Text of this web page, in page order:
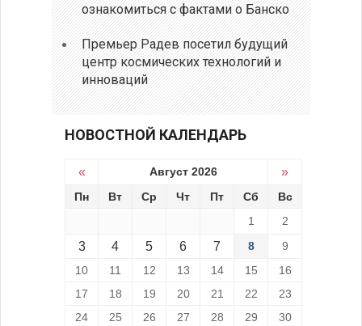
ознакомиться с фактами о Банско
Премьер Радев посетил будущий
центр космических технологий и
инноваций
НОВОСТНОЙ КАЛЕНДАРЬ
« Август 2026 »
Пн Вт Ср Чт Пт Сб
Вс
1
2
3 4 5 6 7 8
9
10
11 12 13 14 15
16
17
18 19 20 21 22
23
24
25 26 27 28 29 30